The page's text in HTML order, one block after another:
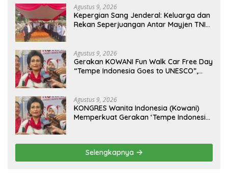
Agustus 9, 2026
Kepergian Sang Jenderal: Keluarga dan
Rekan Seperjuangan Antar Mayjen TNI
Agustus 9, 2026
Gerakan KOWANI Fun Walk Car Free Day
“Tempe Indonesia Goes to UNESCO”,
Agustus 9, 2026
KONGRES Wanita Indonesia (Kowani)
Memperkuat Gerakan ‘Tempe Indonesia
Selengkapnya